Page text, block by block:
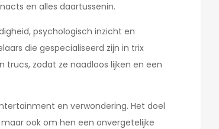
en alles daartussenin.
psychologisch inzicht en
die gespecialiseerd zijn in trix
zodat ze naadloos lijken en een
en verwondering. Het doel
ook om hen een onvergetelijke